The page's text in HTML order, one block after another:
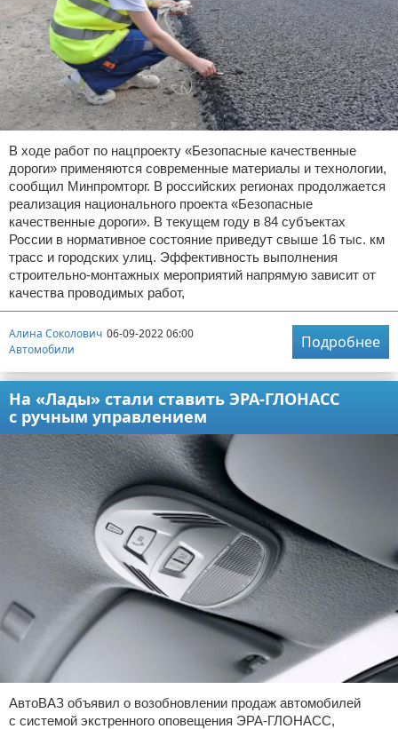
В ходе работ по нацпроекту «Безопасные качественные
дороги» применяются современные материалы и технологии,
сообщил Минпромторг. В российских регионах продолжается
реализация национального проекта «Безопасные
качественные дороги». В текущем году в 84 субъектах
России в нормативное состояние приведут свыше 16 тыс. км
трасс и городских улиц. Эффективность выполнения
строительно-монтажных мероприятий напрямую зависит от
качества проводимых работ,
Алина Соколович 06-09-2022 06:00
Автомобили
Подробнее
На «Лады» стали ставить ЭРА-ГЛОНАСС
с ручным управлением
АвтоВАЗ объявил о возобновлении продаж автомобилей
с системой экстренного оповещения ЭРА-ГЛОНАСС,